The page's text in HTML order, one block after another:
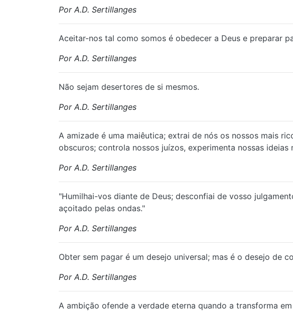
Por A.D. Sertillanges
Aceitar-nos tal como somos é obedecer a Deus e preparar
Por A.D. Sertillanges
Não sejam desertores de si mesmos.
Por A.D. Sertillanges
⁠A amizade é uma maiêutica; extrai de nós os nossos mais
obscuros; controla nossos juízos, experimenta nossas
Por A.D. Sertillanges
⁠"Humilhai-vos diante de Deus; desconfiai de vosso
açoitado pelas ondas."
Por A.D. Sertillanges
⁠Obter sem pagar é um desejo universal; mas é o desejo de
Por A.D. Sertillanges
A ambição ofende a verdade eterna quando a transforma